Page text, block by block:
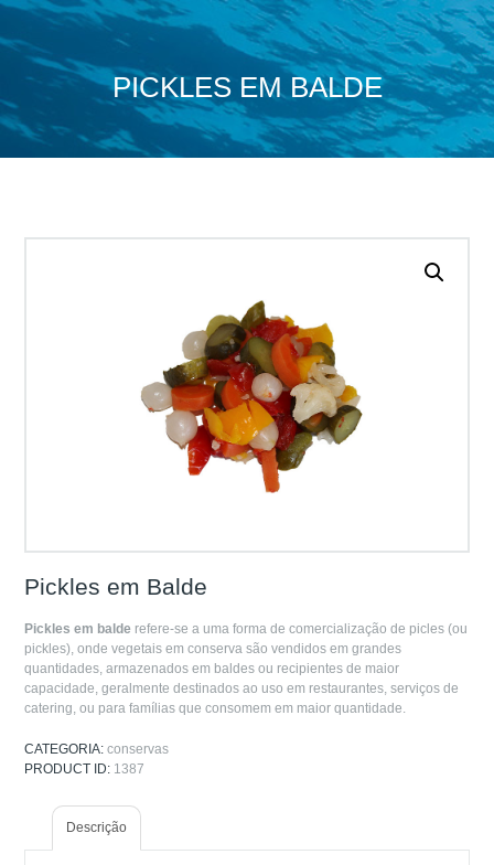
PICKLES EM BALDE
Pickles em Balde
Pickles em balde refere-se a uma forma de comercialização de picles (ou
pickles), onde vegetais em conserva são vendidos em grandes
quantidades, armazenados em baldes ou recipientes de maior
capacidade, geralmente destinados ao uso em restaurantes, serviços de
catering, ou para famílias que consomem em maior quantidade.
CATEGORIA:conservas
PRODUCT ID: 1387
Descrição